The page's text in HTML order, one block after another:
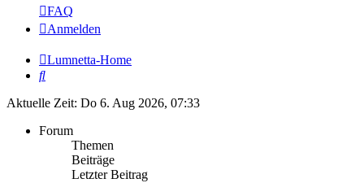
FAQ
Anmelden
Lumnetta-Home
Suche
Aktuelle Zeit: Do 6. Aug 2026, 07:33
Forum
Themen
Beiträge
Letzter Beitrag